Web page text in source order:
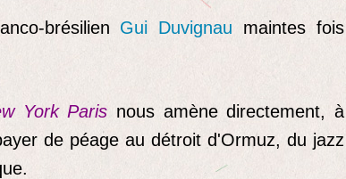
brésilien Gui Duvignau maintes fois
York Paris nous amène directement, à
de péage au détroit d'Ormuz, du jazz